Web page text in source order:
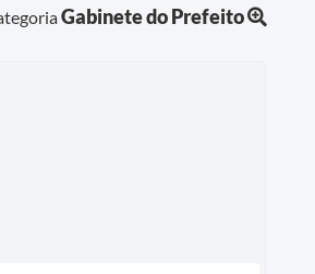
Gabinete do Prefeito